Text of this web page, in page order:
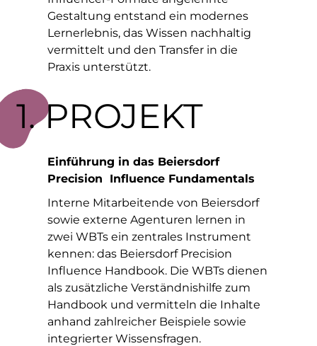
Gestaltung entstand ein modernes
Lernerlebnis, das Wissen nachhaltig
vermittelt und den Transfer in die
Praxis unterstützt.
1. PROJEKT
Einführung in das Beiersdorf
Precision Influence Fundamentals
Interne Mitarbeitende von Beiersdorf
sowie externe Agenturen lernen in
zwei WBTs ein zentrales Instrument
kennen: das Beiersdorf Precision
Influence Handbook. Die WBTs dienen
als zusätzliche Verständnishilfe zum
Handbook und vermitteln die Inhalte
anhand zahlreicher Beispiele sowie
integrierter Wissensfragen.